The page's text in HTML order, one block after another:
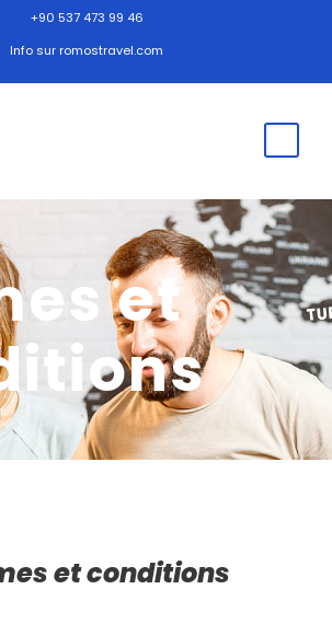
+90 537 473 99 46
Info sur romostravel.com
et
et conditions